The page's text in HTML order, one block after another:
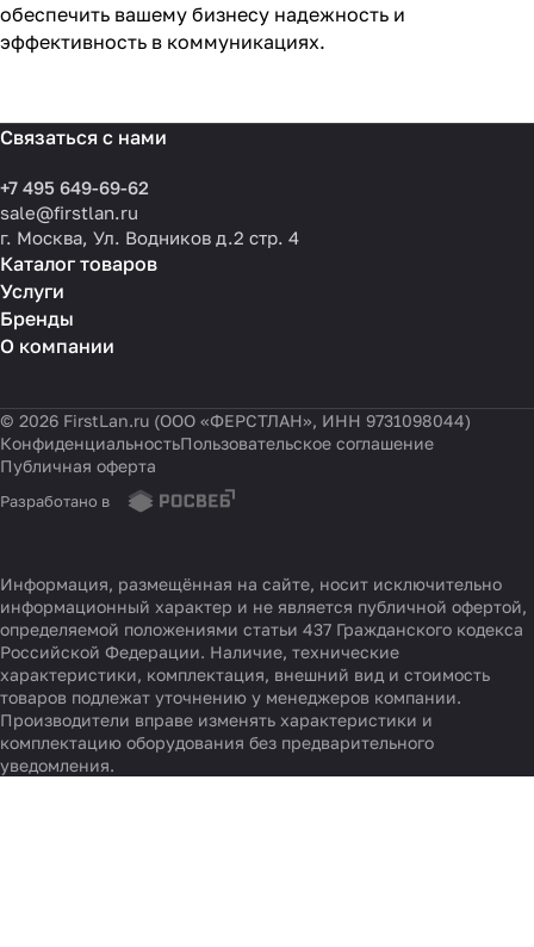
обеспечить вашему бизнесу надежность и
эффективность в коммуникациях.
Связаться с нами
+7 495 649-69-62
sale@firstlan.ru
г. Москва, Ул. Водников д.2 стр. 4
Каталог товаров
Услуги
Бренды
О компании
© 2026 FirstLan.ru (ООО «ФЕРСТЛАН», ИНН 9731098044)
КонфиденциальностьПользовательское соглашение
Публичная оферта
Разработано в
Информация, размещённая на сайте, носит исключительно
информационный характер и не является публичной офертой,
определяемой положениями статьи 437 Гражданского кодекса
Российской Федерации. Наличие, технические
характеристики, комплектация, внешний вид и стоимость
товаров подлежат уточнению у менеджеров компании.
Производители вправе изменять характеристики и
комплектацию оборудования без предварительного
уведомления.